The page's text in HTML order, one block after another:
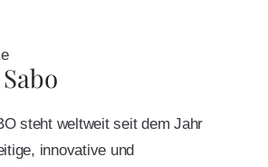
steht weltweit seit dem Jahr
innovative und